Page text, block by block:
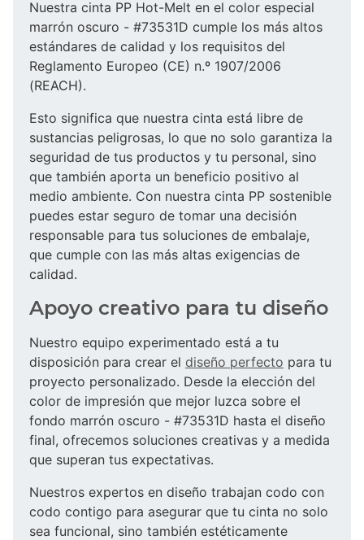
Nuestra cinta PP Hot-Melt en el color especial
marrón oscuro - #73531D cumple los más altos
estándares de calidad y los requisitos del
Reglamento Europeo (CE) n.º 1907/2006
(REACH).
Esto significa que nuestra cinta está libre de
sustancias peligrosas, lo que no solo garantiza la
seguridad de tus productos y tu personal, sino
que también aporta un beneficio positivo al
medio ambiente. Con nuestra cinta PP sostenible
puedes estar seguro de tomar una decisión
responsable para tus soluciones de embalaje,
que cumple con las más altas exigencias de
calidad.
Apoyo creativo para tu diseño
Nuestro equipo experimentado está a tu
disposición para crear el diseño perfecto para tu
proyecto personalizado. Desde la elección del
color de impresión que mejor luzca sobre el
fondo marrón oscuro - #73531D hasta el diseño
final, ofrecemos soluciones creativas y a medida
que superan tus expectativas.
Nuestros expertos en diseño trabajan codo con
codo contigo para asegurar que tu cinta no solo
sea funcional, sino también estéticamente